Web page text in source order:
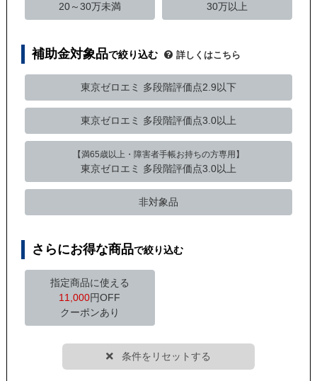
20～30万未満 30万以上
補助金対象品で絞り込む 詳しくはこちら
東京ゼロエミ 多段階評価点2.9以下
東京ゼロエミ 多段階評価点3.0以上
【満65歳以上・障害者手帳お持ちの方専用】
東京ゼロエミ 多段階評価点3.0以上
非対象品
さらにお得な商品で絞り込む
指定商品に使える
11,000円OFF
クーポンあり
条件をリセットする